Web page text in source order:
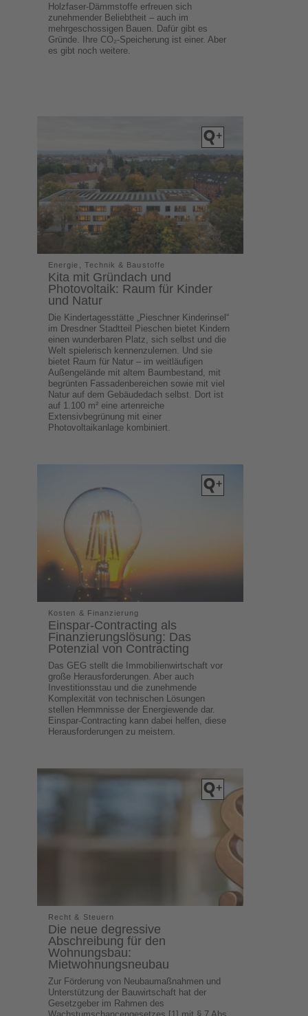
Holzfaser-Dämmstoffe erfreuen sich
zunehmender Beliebtheit – auch im
mehrgeschossigen Bauen. Dafür gibt es
Gründe. Ihre CO₂-Speicherung ist einer. Aber
es gibt noch weitere.
Energie, Technik & Baustoffe
Kita mit Gründach und
Photovoltaik: Raum für Kinder
und Natur
Die Kindertagesstätte „Pieschner Kinderinsel“
im Dresdner Stadtteil Pieschen bietet Kindern
einen wunderbaren Platz, sich selbst und die
Welt spielerisch kennenzulernen. Und sie
bietet Raum für Natur – im weitläufigen
Außengelände mit altem Baumbestand, mit
begrünten Fassadenbereichen sowie mit viel
Natur auf dem Gebäudedach selbst. Dort ist
auf 1.100 m² eine artenreiche
Extensivbegrünung mit einer
Photovoltaikanlage kombiniert.
Kosten & Finanzierung
Einspar-Contracting als
Finanzierungslösung: Das
Potenzial von Contracting
Das GEG stellt die Immobilienwirtschaft vor
große Herausforderungen. Aber auch
Investitionsstau und die zunehmende
Komplexität von technischen Lösungen
stellen Hemmnisse der Energiewende dar.
Einspar-Contracting kann dabei helfen, diese
Herausforderungen zu meistern.
Recht & Steuern
Die neue degressive
Abschreibung für den
Wohnungsbau:
Mietwohnungsneubau
Zur Förderung von Neubaumaßnahmen und
Unterstützung der Bauwirtschaft hat der
Gesetzgeber im Rahmen des